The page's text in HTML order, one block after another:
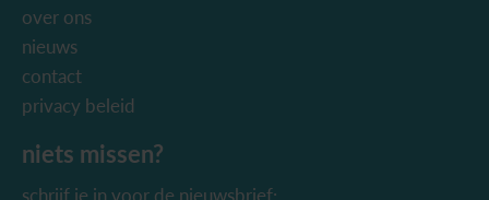
over ons
nieuws
contact
privacy beleid
niets missen?
schrijf je in voor de nieuwsbrief: